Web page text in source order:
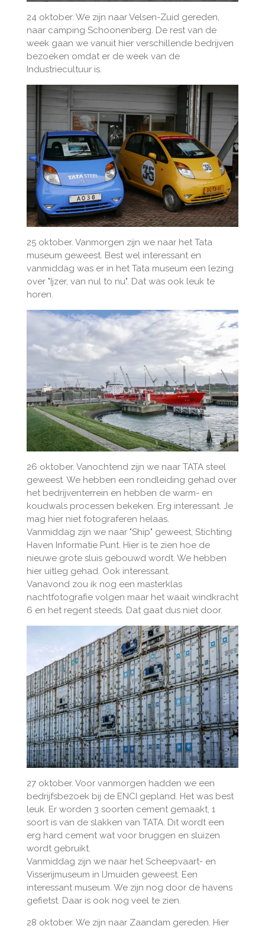
24 oktober. We zijn naar Velsen-Zuid gereden,
naar camping Schoonenberg. De rest van de
week gaan we vanuit hier verschillende bedrijven
bezoeken omdat er de week van de
Industriecultuur is.
25 oktober. Vanmorgen zijn we naar het Tata
museum geweest. Best wel interessant en
vanmiddag was er in het Tata museum een lezing
over "Ijzer, van nul to nu". Dat was ook leuk te
horen.
26 oktober. Vanochtend zijn we naar TATA steel
geweest. We hebben een rondleiding gehad over
het bedrijventerrein en hebben de warm- en
koudwals processen bekeken. Erg interessant. Je
mag hier niet fotograferen helaas.
Vanmiddag zijn we naar "Ship" geweest, Stichting
Haven Informatie Punt. Hier is te zien hoe de
nieuwe grote sluis gebouwd wordt. We hebben
hier uitleg gehad. Ook interessant.
Vanavond zou ik nog een masterklas
nachtfotografie volgen maar het waait windkracht
6 en het regent steeds. Dat gaat dus niet door.
27 oktober. Voor vanmorgen hadden we een
bedrijfsbezoek bij de ENCI gepland. Het was best
leuk. Er worden 3 soorten cement gemaakt, 1
soort is van de slakken van TATA. Dit wordt een
erg hard cement wat voor bruggen en sluizen
wordt gebruikt.
Vanmiddag zijn we naar het Scheepvaart- en
Visserijmuseum in IJmuiden geweest. Een
interessant museum. We zijn nog door de havens
gefietst. Daar is ook nog veel te zien.
28 oktober. We zijn naar Zaandam gereden. Hier